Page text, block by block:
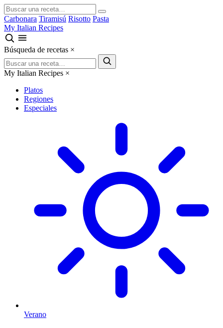
Carbonara Tiramisú Risotto Pasta
My Italian Recipes
Búsqueda de recetas ×
My Italian Recipes ×
Platos
Regiones
Especiales
Verano